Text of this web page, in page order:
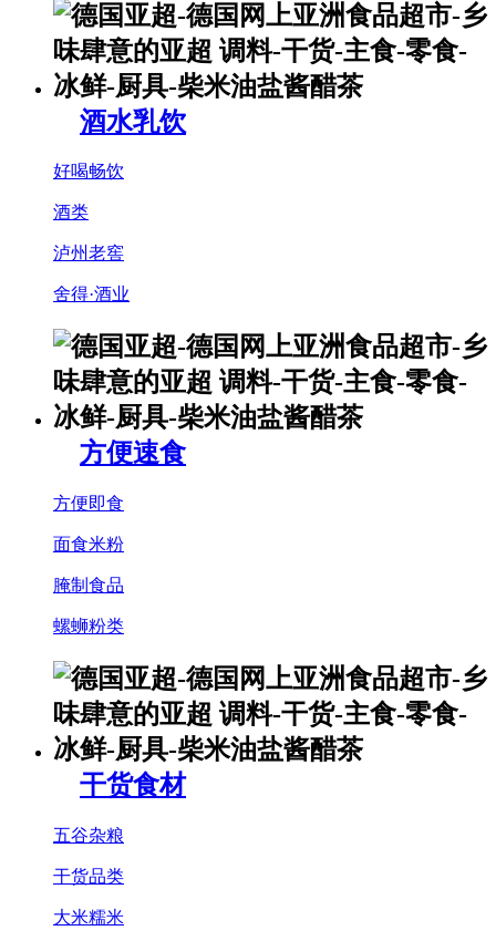
酒水乳饮
好喝畅饮
酒类
泸州老窖
舍得·酒业
方便速食
方便即食
面食米粉
腌制食品
螺蛳粉类
干货食材
五谷杂粮
干货品类
大米糯米